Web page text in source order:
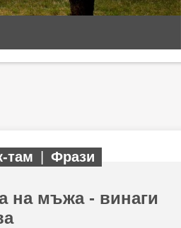
там Фрази
на мъжа - винаги